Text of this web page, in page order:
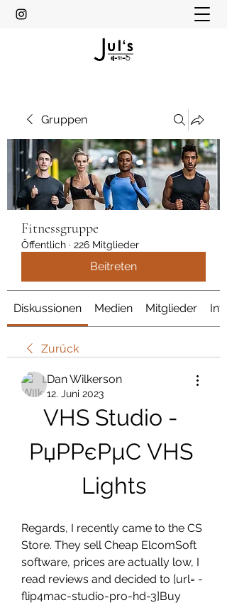
Gruppen
Fitnessgruppe
Öffentlich · 226 Mitglieder
Beitreten
Diskussionen Medien Mitglieder Info
Zurück
Dan Wilkerson
12. Juni 2023
VHS Studio -
РџРРєРµС VHS
Lights
Regards, I recently came to the CS
Store. They sell Cheap ElcomSoft
software, prices are actually low, I
read reviews and decided to [url= -
flip4mac-studio-pro-hd-3]Buy